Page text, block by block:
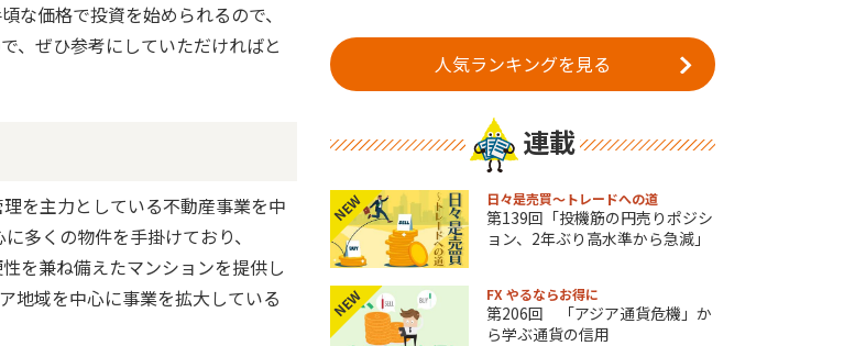
な価格で投資を始められるので、
、ぜひ参考にしていただければと
を主力としている不動産事業を中
多くの物件を手掛けており、
を兼ね備えたマンションを提供し
地域を中心に事業を拡大している
人気ランキングを見る
連載
NEW 日々是売買～トレードへの道
第139回「投機筋の円売りポジシ
ョン、2年ぶり高水準から急減」
NEW FX やるならお得に
第206回 「アジア通貨危機」か
ら学ぶ通貨の信用